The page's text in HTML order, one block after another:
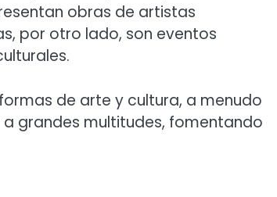
obras de artistas
por otro lado, son eventos
de arte y cultura, a menudo
grandes multitudes, fomentando